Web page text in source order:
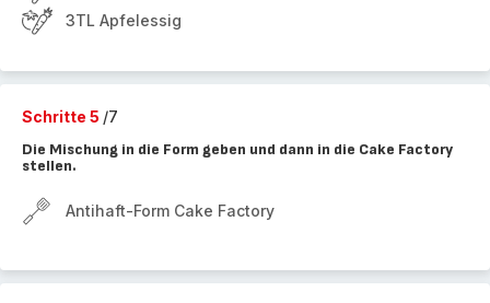
3TL Apfelessig
Schritte 5 /7
Die Mischung in die Form geben und dann in die Cake Factory
stellen.
Antihaft-Form Cake Factory